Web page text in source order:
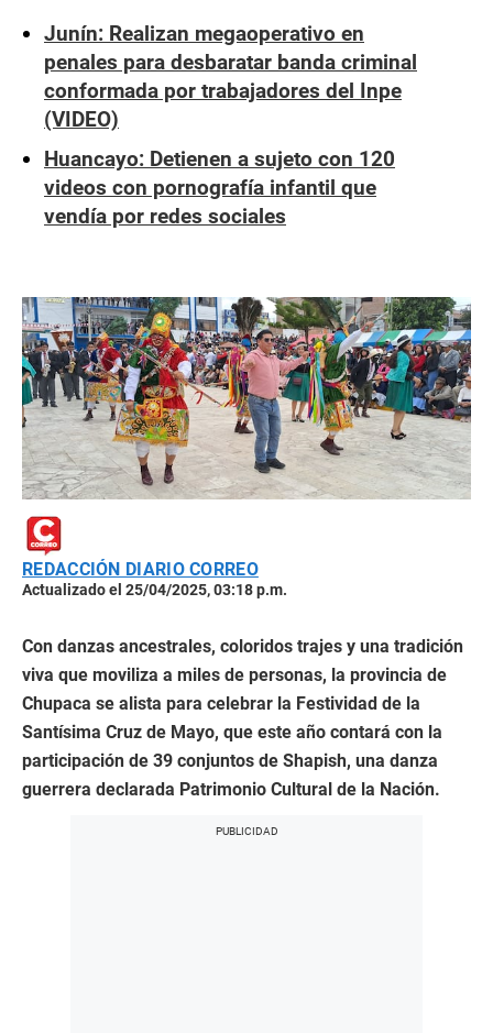
Junín: Realizan megaoperativo en
penales para desbaratar banda criminal
conformada por trabajadores del Inpe
(VIDEO)
Huancayo: Detienen a sujeto con 120
videos con pornografía infantil que
vendía por redes sociales
REDACCIÓN DIARIO CORREO
Actualizado el 25/04/2025, 03:18 p.m.
Con danzas ancestrales, coloridos trajes y una tradición
viva que moviliza a miles de personas, la provincia de
Chupaca se alista para celebrar la Festividad de la
Santísima Cruz de Mayo, que este año contará con la
participación de 39 conjuntos de Shapish, una danza
guerrera declarada Patrimonio Cultural de la Nación.